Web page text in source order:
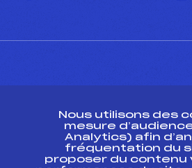
Ressources
Nous utilisons des
mesure
Analytics) afin
fréquentation du
proposer du contenu